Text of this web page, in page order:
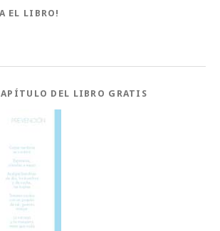
EL LIBRO!
DEL LIBRO GRATIS